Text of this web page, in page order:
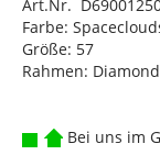
Art.Nr.
Farbe:
Größe: 57
Rahmen: Diamond
Bei uns im